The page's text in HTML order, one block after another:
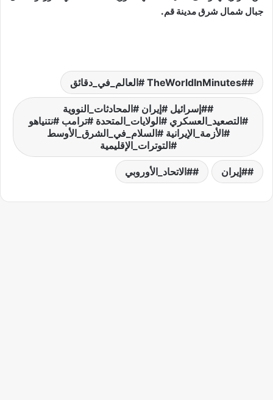
جبال شمال شرق مدينة قم.
#TheWorldInMinutes #العالم_في_دقائق
#إسرائيل #إيران #المحادثات_النووية
#التصعيد_العسكري #الولايات_المتحدة #ترامب #نتنياهو
#الأزمة_الإيرانية #السلام_في_الشرق_الأوسط
#التوترات_الإقليمية
#إيران #الاتحاد_الأوروبي